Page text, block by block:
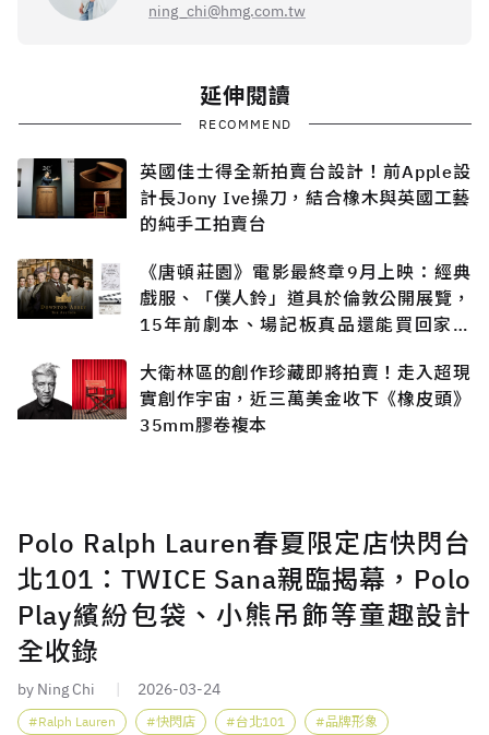
ning_chi@hmg.com.tw
延伸閱讀
RECOMMEND
英國佳士得全新拍賣台設計！前Apple設
計長Jony Ive操刀，結合橡木與英國工藝
的純手工拍賣台
《唐頓莊園》電影最終章9月上映：經典
戲服、「僕人鈴」道具於倫敦公開展覽，
15年前劇本、場記板真品還能買回家收
大衛林區的創作珍藏即將拍賣！走入超現
實創作宇宙，近三萬美金收下《橡皮頭》
35mm膠卷複本
Polo Ralph Lauren春夏限定店快閃台
北101：TWICE Sana親臨揭幕，Polo
Play繽紛包袋、小熊吊飾等童趣設計
全收錄
by Ning Chi 2026-03-24
Ralph Lauren 快閃店 台北101 品牌形象